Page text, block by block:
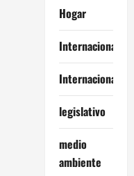
Hogar
Internacional
Internacionales
legislativo
medio
ambiente